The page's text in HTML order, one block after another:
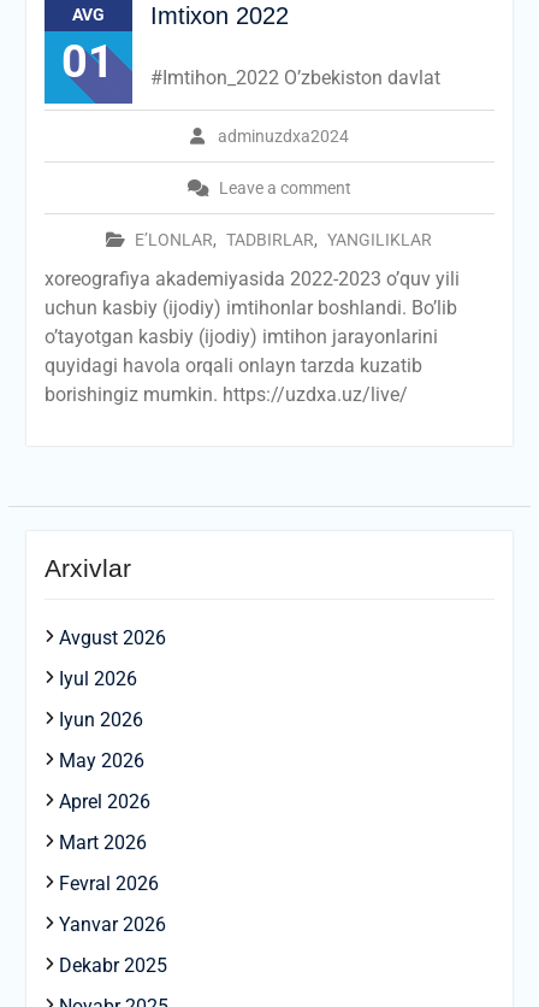
AVG
01
Imtixon 2022
adminuzdxa2024
Leave a comment
E’LONLAR, TADBIRLAR, YANGILIKLAR
#Imtihon_2022 O’zbekiston davlat
xoreografiya akademiyasida 2022-2023 o’quv yili
uchun kasbiy (ijodiy) imtihonlar boshlandi. Bo’lib
o’tayotgan kasbiy (ijodiy) imtihon jarayonlarini
quyidagi havola orqali onlayn tarzda kuzatib
borishingiz mumkin. https://uzdxa.uz/live/
Arxivlar
Avgust 2026
Iyul 2026
Iyun 2026
May 2026
Aprel 2026
Mart 2026
Fevral 2026
Yanvar 2026
Dekabr 2025